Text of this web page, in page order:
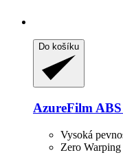
Do košíku
AzureFilm
Vysoká
Zero Warping